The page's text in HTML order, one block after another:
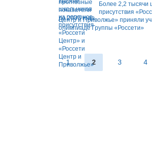
Более 2,2 тысячи
присутствия
Центр и Приволжье» приняли
олимпиаде Группы «Россети»
1 2 3 4